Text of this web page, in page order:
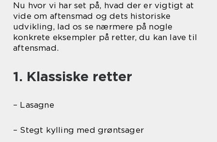
Nu hvor vi har set på, hvad der er vigtigt at
vide om aftensmad og dets historiske
udvikling, lad os se nærmere på nogle
konkrete eksempler på retter, du kan lave til
aftensmad.
1. Klassiske retter
– Lasagne
– Stegt kylling med grøntsager